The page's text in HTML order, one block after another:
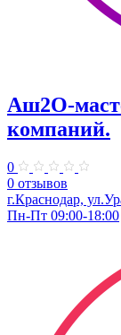
Аш2О-
компаний.
0
0 отзывов
г.Краснодар,
Пн-Пт 09:00-18:00